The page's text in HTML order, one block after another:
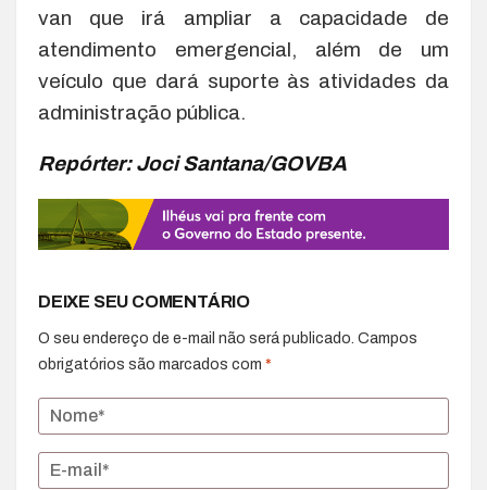
van que irá ampliar a capacidade de
atendimento emergencial, além de um
veículo que dará suporte às atividades da
administração pública.
Repórter: Joci Santana/GOVBA
DEIXE SEU COMENTÁRIO
O seu endereço de e-mail não será publicado. Campos
obrigatórios são marcados com *